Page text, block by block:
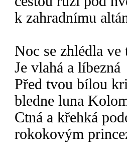
k zahradnímu
Noc se zhlédla ve
Je vlahá a líbezná
Před tvou bílou
bledne luna
Ctná a křehká
rokokovým